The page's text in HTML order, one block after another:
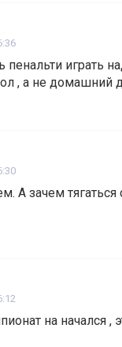
пенальти играть
, а не домашний
А зачем
на начался ,